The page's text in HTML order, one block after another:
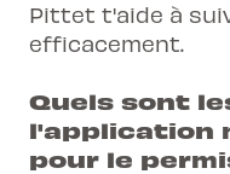
Pittet t'aide à
efficacement.
Quels sont
l'application
pour le